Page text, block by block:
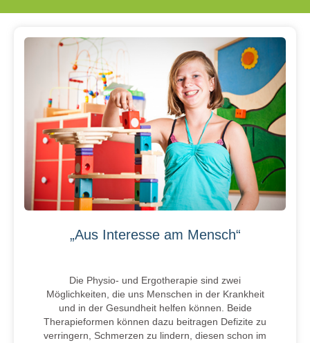
„Aus Interesse am Mensch“
Die Physio- und Ergotherapie sind zwei
Möglichkeiten, die uns Menschen in der Krankheit
und in der Gesundheit helfen können. Beide
Therapieformen können dazu beitragen Defizite zu
verringern, Schmerzen zu lindern, diesen schon im